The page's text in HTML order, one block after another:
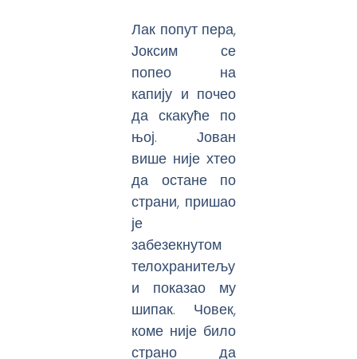
Лак попут пера,
Јоксим се
попео на
капију и почео
да скакуће по
њој. Јован
више није хтео
да остане по
страни, пришао
је
забезекнутом
телохранитељу
и показао му
шипак. Човек,
коме није било
страно да